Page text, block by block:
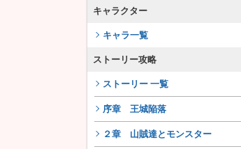
キャラクター
キャラ一覧
ストーリー攻略
ストーリー 一覧
序章 王城陥落
２章 山賊達とモンスター